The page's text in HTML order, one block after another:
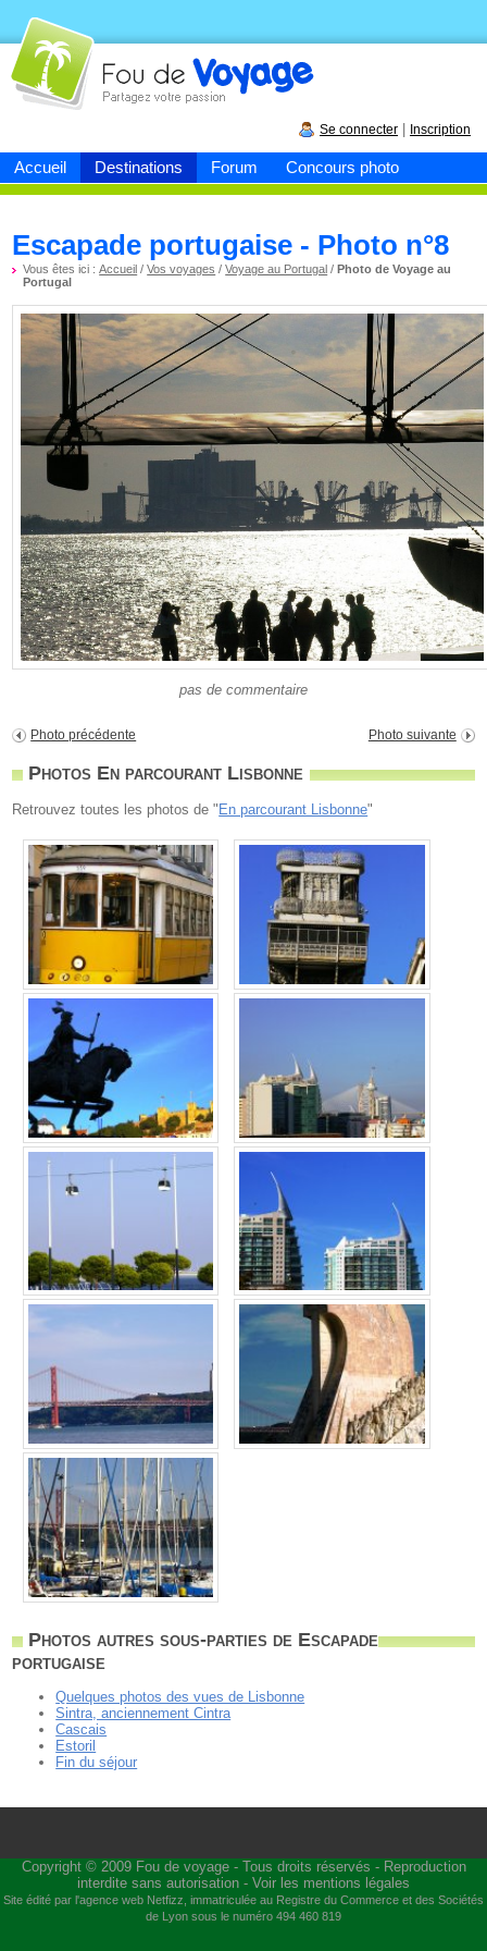
Accueil Destinations Forum Concours photo
Fou devoyage
Se connecter Inscription
Escapade portugaise - Photo n°8
Vous êtes ici :Accueil /Vos voyages /Voyage au Portugal /Photo de Voyage au
Portugal
pas de commentaire
Photo précédente Photo suivante
Photos En parcourant Lisbonne
Retrouvez toutes les photos de " En parcourant Lisbonne"
Photos autres sous-parties de Escapade
portugaise
Quelques photos des vues de Lisbonne
Sintra, anciennement Cintra
Cascais
Estoril
Fin du séjour
Copyright © 2009 Fou de voyage- Tous droits réservés - Reproduction
interdite sans autorisation - Voir les mentions légales
Site édité par l'agence web Netfizz , immatriculée au Registre du Commerce et des Sociétés
de Lyon sous le numéro 494 460 819